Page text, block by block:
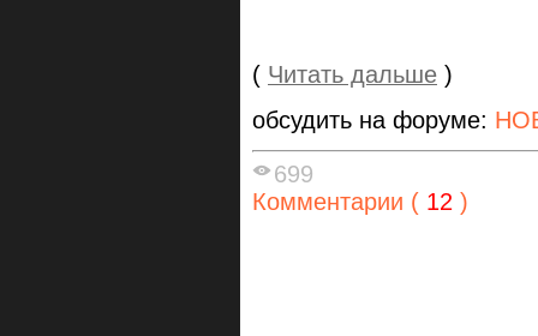
( Читать дальше )
обсудить на форуме:
699
Комментарии ( 12 )